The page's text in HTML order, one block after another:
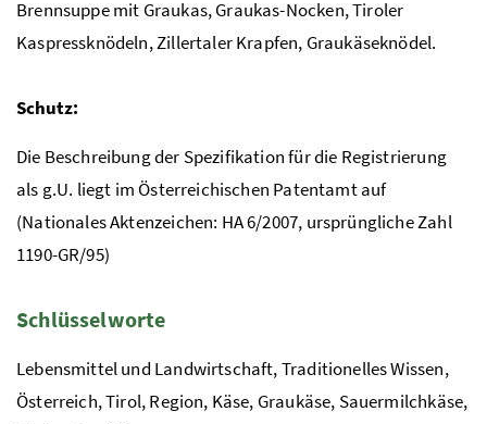
Brennsuppe mit Graukas, Graukas-Nocken, Tiroler
Kaspressknödeln, Zillertaler Krapfen, Graukäseknödel.
Schutz:
Die Beschreibung der Spezifikation für die Registrierung
als g.U. liegt im Österreichischen Patentamt auf
(Nationales Aktenzeichen: HA 6/2007, ursprüngliche Zahl
1190-GR/95)
Schlüsselworte
Lebensmittel und Landwirtschaft, Traditionelles Wissen,
Österreich, Tirol, Region, Käse, Graukäse, Sauermilchkäse,